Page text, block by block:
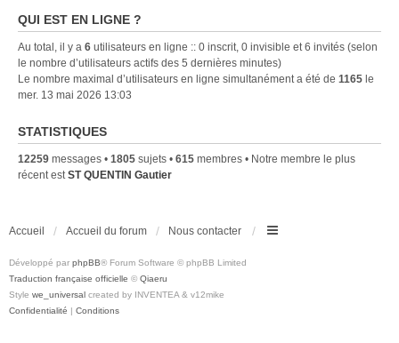
QUI EST EN LIGNE ?
Au total, il y a 6 utilisateurs en ligne :: 0 inscrit, 0 invisible et 6 invités (selon
le nombre d’utilisateurs actifs des 5 dernières minutes)
Le nombre maximal d’utilisateurs en ligne simultanément a été de 1165 le
mer. 13 mai 2026 13:03
STATISTIQUES
12259 messages • 1805 sujets • 615 membres • Notre membre le plus
récent est ST QUENTIN Gautier
Accueil Accueil du forum Nous contacter
Développé par phpBB® Forum Software © phpBB Limited
Traduction française officielle © Qiaeru
Style we_universal created by INVENTEA & v12mike
Confidentialité | Conditions